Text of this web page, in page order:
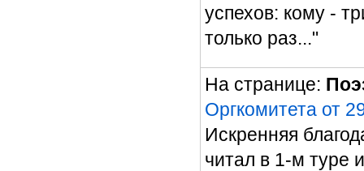
успехов: кому -
только раз..."
На странице:
Оргкомитета от
Искренняя
читал в 1-м туре